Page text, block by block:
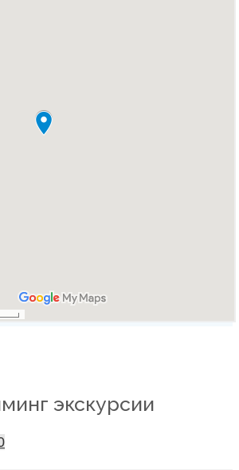
экскурсии